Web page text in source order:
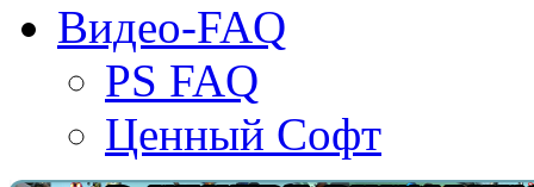
Видео-FAQ
PS FAQ
Ценный Софт